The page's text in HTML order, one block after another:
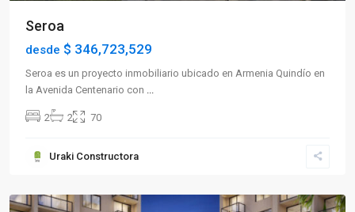
Seroa
desde $ 346,723,529
Seroa es un proyecto inmobiliario ubicado en Armenia Quindío en
la Avenida Centenario con ...
2 2 70
Uraki Constructora
Norte,